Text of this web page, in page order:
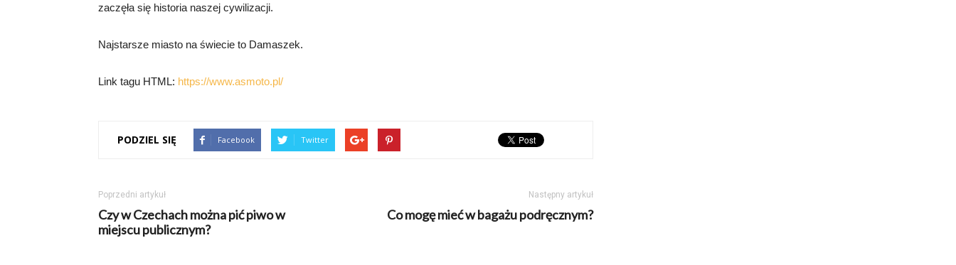
zaczęła się historia naszej cywilizacji.
Najstarsze miasto na świecie to Damaszek.
Link tagu HTML: https://www.asmoto.pl/
PODZIEL SIĘ Facebook Twitter
Poprzedni artykuł
Czy w Czechach można pić piwo w
miejscu publicznym?
Następny artykuł
Co mogę mieć w bagażu podręcznym?